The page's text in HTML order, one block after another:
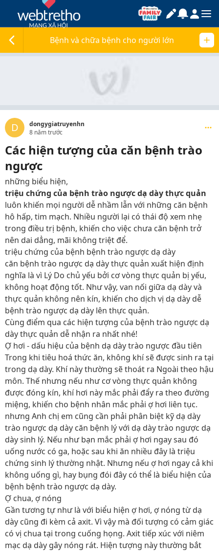
Bệnh và chữa bệnh cho người lớn
D
dongygiatruyenhn
8 năm trước
Các hiện tượng của căn bệnh trào
ngược
những biểu hiện,
triệu chứng của bệnh trào ngược dạ dày thực quản
luôn khiến mọi người dễ nhầm lẫn với những căn bệnh
hô hấp, tim mạch. Nhiều người lại có thái độ xem nhẹ
trong điều trị bệnh, khiến cho việc chưa căn bệnh trở
nên dai dẳng, mãi không triệt để.
triệu chứng của bệnh bệnh trào ngược dạ dày
căn bệnh trào ngược dạ dày thực quản xuất hiện định
nghĩa là vì Lý Do chủ yếu bởi cơ vòng thực quản bị yếu,
không hoạt động tốt. Như vậy, van nối giữa dạ dày và
thực quản không nên kín, khiến cho dịch vị dạ dày dễ
bệnh trào ngược dạ dày lên thực quản.
Cùng điểm qua các hiện tượng của bệnh trào ngược dạ
dày thực quản dễ nhận ra nhất nhé!
Ợ hơi - dấu hiệu của bệnh dạ dày trào ngược đầu tiên
Trong khi tiêu hoá thức ăn, không khí sẽ được sinh ra tại
trong dạ dày. Khí này thường sẽ thoát ra Ngoài theo hậu
môn. Thế nhưng nếu như cơ vòng thực quản không
được đóng kín, khí hơi này mắc phải đẩy ra theo đường
miệng, khiến cho bệnh nhân mắc phải ợ hơi liên tục.
nhưng Anh chị em cũng cần phải phân biệt kỹ dạ dày
trào ngược dạ dày căn bệnh lý với dạ dày trào ngược dạ
dày sinh lý. Nếu như bạn mắc phải ợ hơi ngay sau đó
uống nước có ga, hoặc sau khi ăn nhiều đây là triệu
chứng sinh lý thường nhật. Nhưng nếu ợ hơi ngay cả khi
không uống gì, hay bụng đói đây có thể là biểu hiện của
bệnh bệnh trào ngược dạ dày.
Ợ chua, ợ nóng
Gần tương tự như là với biểu hiện ợ hơi, ợ nóng từ dạ
dày cũng đi kèm cả axit. Vì vậy mà đối tượng có cảm giác
có vị chua tại trong cuống họng. Axit tiếp xúc với niêm
mạc dạ dày gây nóng rát. Hiện tượng này thường bắt